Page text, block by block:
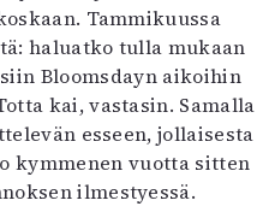
Tammikuussa
haluatko tulla mukaan
Bloomsdayn aikoihin
kai, vastasin. Samalla
esseen, jollaisesta
kymmenen vuotta sitten
ilmestyessä.